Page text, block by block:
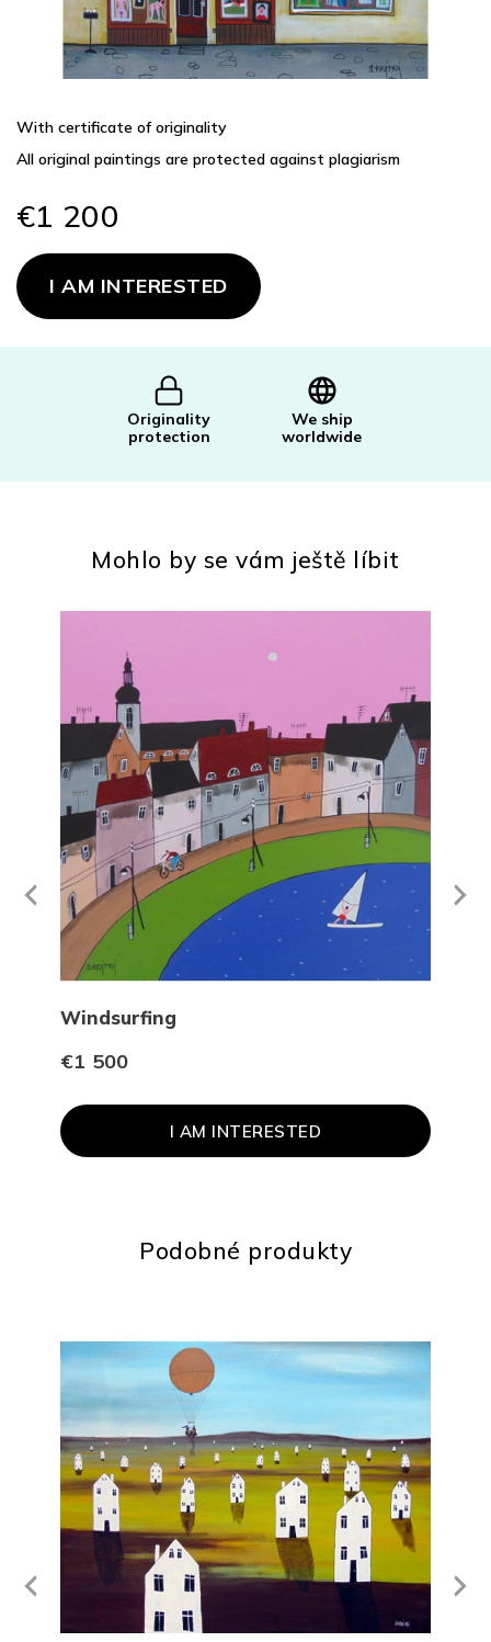
With certificate of originality
All original paintings are protected against plagiarism
€1 200
Measure
price:I AM INTERESTED
Mohlo by se vám ještě líbit
Windsurfing
€1 500
I AM INTERESTED
Next
Originality
protection
We ship
worldwide
Podobné produkty
Next